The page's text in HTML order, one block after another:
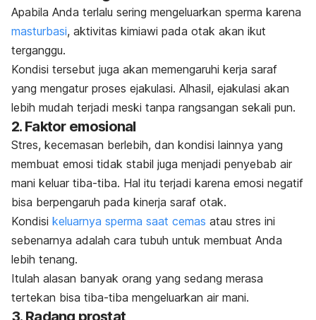
Apabila Anda terlalu sering mengeluarkan sperma karena
masturbasi, aktivitas kimiawi pada otak akan ikut
terganggu.
Kondisi tersebut juga akan memengaruhi kerja saraf
yang mengatur proses ejakulasi. Alhasil, ejakulasi akan
lebih mudah terjadi meski tanpa rangsangan sekali pun.
2. Faktor emosional
Stres, kecemasan berlebih, dan kondisi lainnya yang
membuat emosi tidak stabil juga menjadi penyebab air
mani keluar tiba-tiba. Hal itu terjadi karena emosi negatif
bisa berpengaruh pada kinerja saraf otak.
Kondisi keluarnya sperma saat cemas atau stres ini
sebenarnya adalah cara tubuh untuk membuat Anda
lebih tenang.
Itulah alasan banyak orang yang sedang merasa
tertekan bisa tiba-tiba mengeluarkan air mani.